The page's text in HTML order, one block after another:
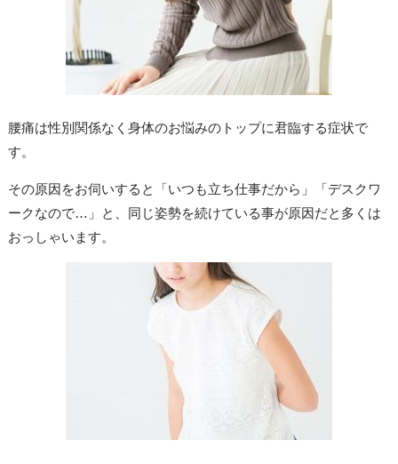
腰痛は性別関係なく身体のお悩みのトップに君臨する症状で
す。
その原因をお伺いすると「いつも立ち仕事だから」「デスクワ
ークなので…」と、同じ姿勢を続けている事が原因だと多くは
おっしゃいます。